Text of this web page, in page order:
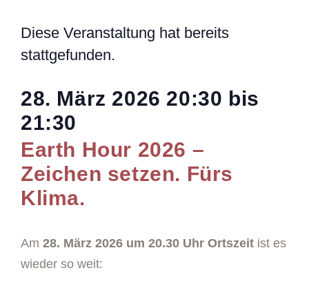
Diese Veranstaltung hat bereits
stattgefunden.
28. März 2026 20:30 bis
21:30
Earth Hour 2026 –
Zeichen setzen. Fürs
Klima.
Am 28. März 2026 um 20.30 Uhr Ortszeit ist es
wieder so weit: